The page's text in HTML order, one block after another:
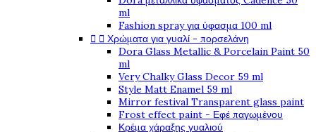
ml
Fashion spray για ύφασμα 100 ml
  Χρώματα για γυαλί - πορσελάνη
Dora Glass Metallic & Porcelain Paint 50
ml
Very Chalky Glass Decor 59 ml
Style Matt Enamel 59 ml
Mirror festival Transparent glass paint
Frost effect paint - Εφέ παγωμένου
Κρέμα χάραξης γυαλιού